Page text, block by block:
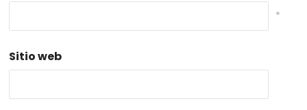
*
Sitio web